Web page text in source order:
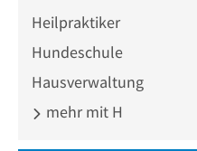
Heilpraktiker
Hundeschule
Hausverwaltung
mehr mit H